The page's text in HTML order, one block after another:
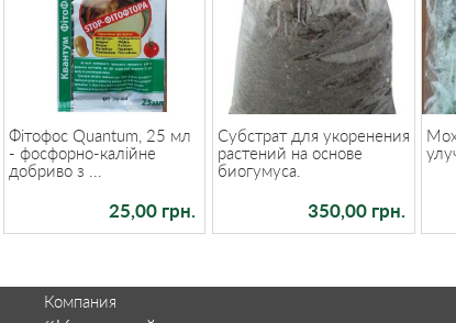
Фітофос Quantum, 25 мл
- фосфорно-калійне
добриво з ...
25,00 грн.
Субстрат для укоренения
растений на основе
биогумуса.
350,00 грн.
Компания